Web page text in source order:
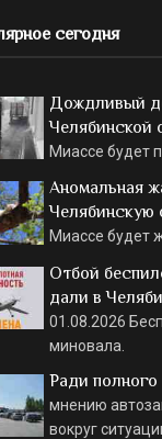
сегодня
Дождливый
Челябинской
Миассе будет
Аномальная
Челябинскую
Миассе будет
Отбой
дали в
01.08.2026
миновала.
Ради полного
мнению
вокруг